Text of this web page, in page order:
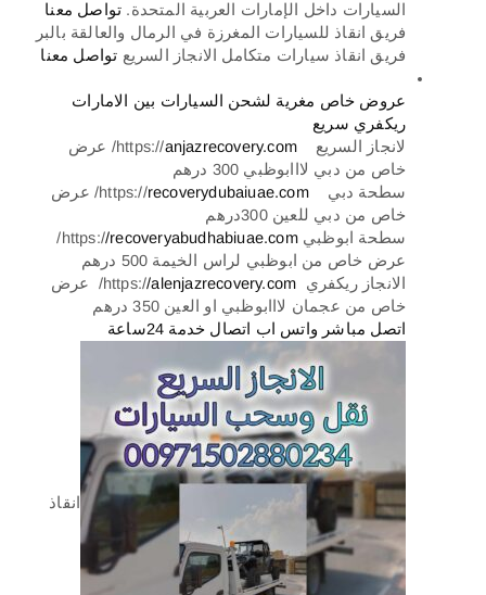
السيارات داخل الإمارات العربية المتحدة. تواصل معنا
فريق انقاذ للسيارات المغرزة في الرمال والعالقة بالبر
فريق انقاذ سيارات متكامل الانجاز السريع تواصل معنا
عروض خاص مغرية لشحن السيارات بين الامارات
ريكفري سريع
لانجاز السريع https:// anjazrecovery.com
/ عرض
خاص من دبي لااابوظبي 300 درهم
سطحة دبي https://recoverydubaiuae.com
/ عرض
خاص من دبي للعين 300درهم
سطحة ابوظبي https://recoveryabudhabiuae.com
/
عرض خاص من ابوظبي لراس الخيمة 500 درهم
الانجاز ريكفري https:/ /alenjazrecovery.com
/ عرض
خاص من عجمان لااابوظبي او العين 350 درهم
اتصل مباشر واتس اب اتصال خدمة 24ساعة
انقاذ